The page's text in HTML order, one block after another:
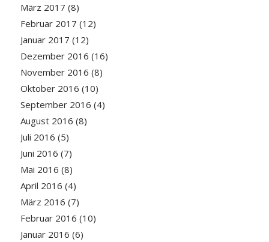
März 2017 (8)
Februar 2017 (12)
Januar 2017 (12)
Dezember 2016 (16)
November 2016 (8)
Oktober 2016 (10)
September 2016 (4)
August 2016 (8)
Juli 2016 (5)
Juni 2016 (7)
Mai 2016 (8)
April 2016 (4)
März 2016 (7)
Februar 2016 (10)
Januar 2016 (6)